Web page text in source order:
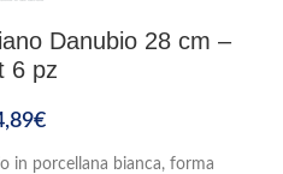
Danubio 28 cm –
6 pz
€
in porcellana bianca, forma